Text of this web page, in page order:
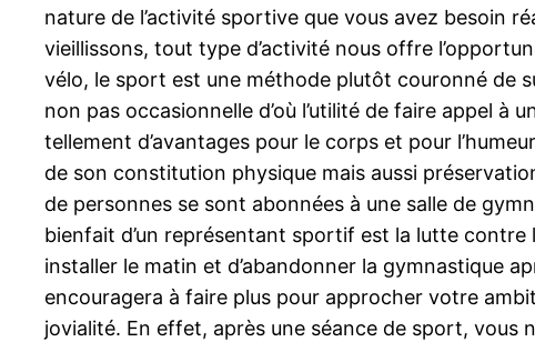
nature de l’activité sportive que vous avez besoin
vieillissons, tout type d’activité nous offre
vélo, le sport est une méthode plutôt couronné de
non pas occasionnelle d’où l’utilité de faire appel
tellement d’avantages pour le corps et pour
de son constitution physique mais aussi
de personnes se sont abonnées à une salle de
bienfait d’un représentant sportif est la lutte contre
installer le matin et d’abandonner la gymnastique
encouragera à faire plus pour approcher votre
jovialité. En effet, après une séance de sport, vous